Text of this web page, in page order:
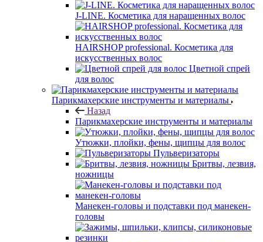
J-LINE. Косметика для наращенных волос
HAIRSHOP professional. Косметика для
искусственных волос
Цветной спрей
для волос
Парикмахерские инструменты и материалы
Назад
Парикмахерские инструменты и материалы
Утюжки, плойки, фены, щипцы для волос
Пульверизаторы
Бритвы, лезвия,
ножницы
Манекен-головы и подставки под манекен-
головы